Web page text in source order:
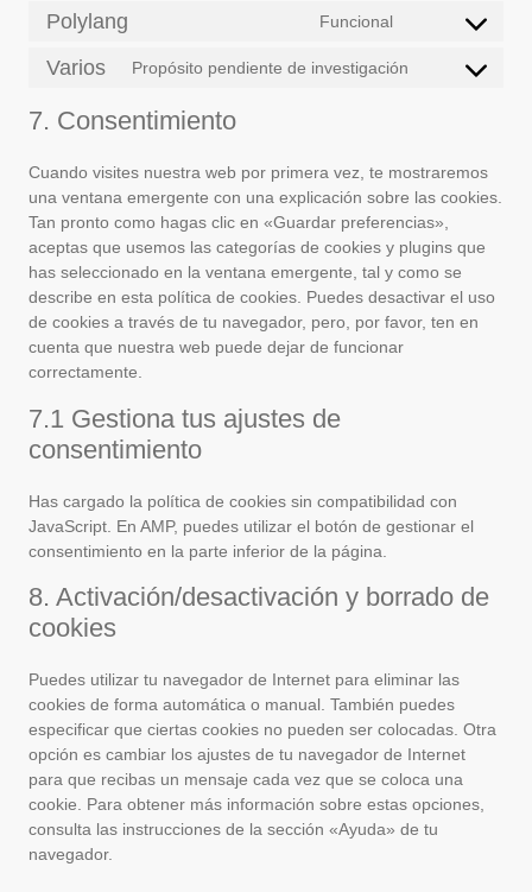
google-
google-
Polylang Funcional
Consent
Varios Propósito pendiente de investigación
Consent
7. Consentimiento
Cuando visites nuestra web por primera vez, te mostraremos
una ventana emergente con una explicación sobre las cookies.
Tan pronto como hagas clic en «Guardar preferencias»,
aceptas que usemos las categorías de cookies y plugins que
has seleccionado en la ventana emergente, tal y como se
describe en esta política de cookies. Puedes desactivar el uso
de cookies a través de tu navegador, pero, por favor, ten en
cuenta que nuestra web puede dejar de funcionar
correctamente.
7.1 Gestiona tus ajustes de
consentimiento
Has cargado la política de cookies sin compatibilidad con
JavaScript. En AMP, puedes utilizar el botón de gestionar el
consentimiento en la parte inferior de la página.
8. Activación/desactivación y borrado de
cookies
Puedes utilizar tu navegador de Internet para eliminar las
cookies de forma automática o manual. También puedes
especificar que ciertas cookies no pueden ser colocadas. Otra
opción es cambiar los ajustes de tu navegador de Internet
para que recibas un mensaje cada vez que se coloca una
cookie. Para obtener más información sobre estas opciones,
consulta las instrucciones de la sección «Ayuda» de tu
navegador.